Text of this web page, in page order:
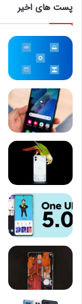
پست های اخیر